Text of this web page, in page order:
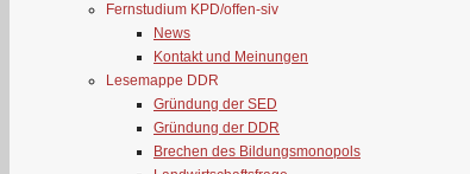
Fernstudium KPD/offen-siv
News
Kontakt und Meinungen
Lesemappe DDR
Gründung der SED
Gründung der DDR
Brechen des Bildungsmonopols